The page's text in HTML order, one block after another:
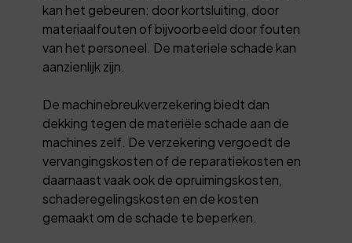
kan het gebeuren: door kortsluiting, door
materiaalfouten of bijvoorbeeld door fouten
van het personeel. De materiele schade kan
aanzienlijk zijn.
De machinebreukverzekering biedt dan
dekking tegen de materiële schade aan de
machines zelf. De verzekering vergoedt de
vervangingskosten of de reparatiekosten en
daarnaast vaak ook de opruimingskosten,
schaderegelingskosten en de kosten
gemaakt om de schade te beperken.